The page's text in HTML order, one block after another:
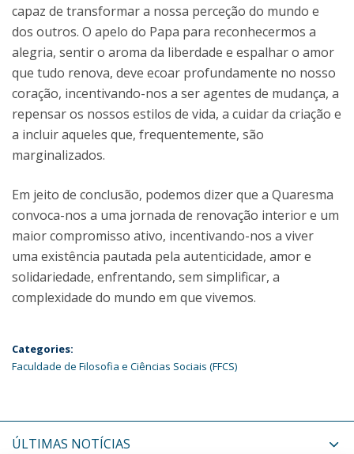
capaz de transformar a nossa perceção do mundo e
dos outros. O apelo do Papa para reconhecermos a
alegria, sentir o aroma da liberdade e espalhar o amor
que tudo renova, deve ecoar profundamente no nosso
coração, incentivando-nos a ser agentes de mudança, a
repensar os nossos estilos de vida, a cuidar da criação e
a incluir aqueles que, frequentemente, são
marginalizados.
Em jeito de conclusão, podemos dizer que a Quaresma
convoca-nos a uma jornada de renovação interior e um
maior compromisso ativo, incentivando-nos a viver
uma existência pautada pela autenticidade, amor e
solidariedade, enfrentando, sem simplificar, a
complexidade do mundo em que vivemos.
Categories:
Faculdade de Filosofia e Ciências Sociais (FFCS)
ÚLTIMAS NOTÍCIAS